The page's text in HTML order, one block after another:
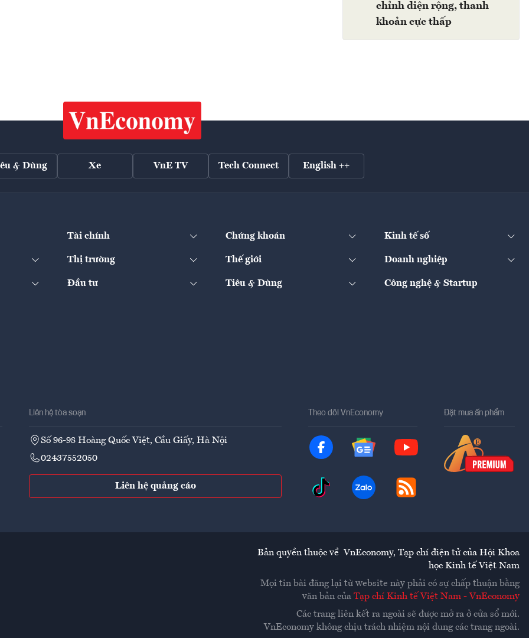
chỉnh diện rộng, thanh
khoản cực thấp
& Dùng Xe VnE TV Tech Connect English ++
Tài chính Chứng khoán Kinh tế số
Thị trường Thế giới Doanh nghiệp
Đầu tư Tiêu & Dùng Công nghệ & Startup
Liên hệ tòa soạn
Số 96-98 Hoàng Quốc Việt, Cầu Giấy, Hà Nội
02437552050
Liên hệ quảng cáo
Theo dõi VnEconomy Đặt mua ấn phẩm
Bản quyền thuộc về VnEconomy, Tạp chí điện tử của Hội Khoa
học Kinh tế Việt Nam
Mọi tin bài đăng lại từ website này phải có sự chấp thuận bằng
văn bản của Tạp chí Kinh tế Việt Nam - VnEconomy
Các trang liên kết ra ngoài sẽ được mở ra ở cửa sổ mới.
VnEconomy không chịu trách nhiệm nội dung các trang ngoài.